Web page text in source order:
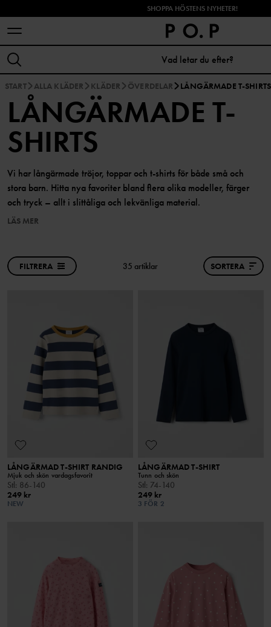
SHOPPA HÖSTENS NYHETER!
START ALLA KLÄDER KLÄDER ÖVERDELAR LÅNGÄRMADE T-SHIRTS
LÅNGÄRMADE T-
SHIRTS
Vi har långärmade tröjor, toppar och t-shirts för både små och
stora barn. Hitta nya favoriter bland flera olika modeller, färger
och tryck – allt i slittåliga och lekvänliga material.
LÄS MER
FILTRERA 35 artiklar SORTERA
LÅNGÄRMAD T-SHIRT RANDIG
Mjuk och skön vardagsfavorit
Stl : 86-140
249 kr
NEW
LÅNGÄRMAD T-SHIRT
Tunn och skön
Stl : 74-140
249 kr
3 FÖR 2